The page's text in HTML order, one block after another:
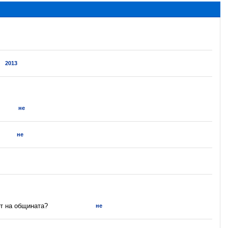
2013
не
не
на общината? не